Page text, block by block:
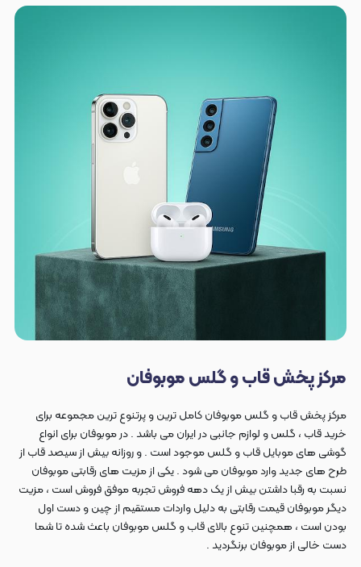
مرکز پخش قاب و گلس موبوفان
مرکز پخش قاب و گلس موبوفان کامل ترین و پرتنوع ترین مجموعه برای
خرید قاب ، گلس و لوازم جانبی در ایران می باشد . در موبوفان برای انواع
گوشی های موبایل قاب و گلس موجود است . و روزانه بیش از سیصد قاب از
طرح های جدید وارد موبوفان می شود . یکی از مزیت های رقابتی موبوفان
نسبت به رقبا داشتن بیش از یک دهه فروش تجربه موفق فروش است ، مزیت
دیگر موبوفان قیمت رقابتی به دلیل واردات مستقیم از چین و دست اول
بودن است ، همچنین تنوع بالای قاب و گلس موبوفان باعث شده تا شما
دست خالی از موبوفان برنگردید .